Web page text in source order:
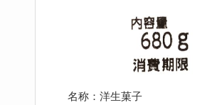
名称：洋生菓子